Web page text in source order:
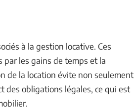
à la gestion locative. Ces
les gains de temps et la
de la location évite non seulement
des obligations légales, ce qui est